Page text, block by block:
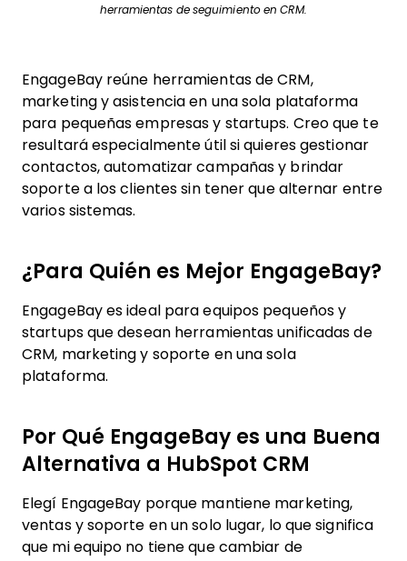
herramientas de seguimiento en CRM.
EngageBay reúne herramientas de CRM,
marketing y asistencia en una sola plataforma
para pequeñas empresas y startups. Creo que te
resultará especialmente útil si quieres gestionar
contactos, automatizar campañas y brindar
soporte a los clientes sin tener que alternar entre
varios sistemas.
¿Para Quién es Mejor EngageBay?
EngageBay es ideal para equipos pequeños y
startups que desean herramientas unificadas de
CRM, marketing y soporte en una sola
plataforma.
Por Qué EngageBay es una Buena
Alternativa a HubSpot CRM
Elegí EngageBay porque mantiene marketing,
ventas y soporte en un solo lugar, lo que significa
que mi equipo no tiene que cambiar de